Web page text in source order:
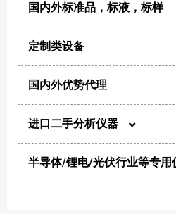
氮氢空气体发生器
离心机
超声清洗机
浮游菌采样器
净化设备
电化学
恒温/干燥/加热
国内外标准品，标液，标样
定制类设备
国内外优势代理
进口二手分析仪器
高效液相色谱仪
半导体/锂电/光伏行业等专用